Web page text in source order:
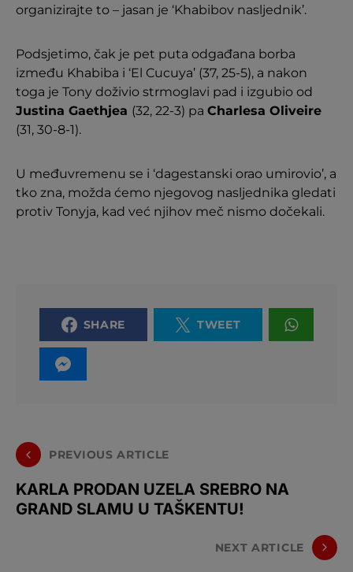
organizirajte to – jasan je ‘Khabibov nasljednik’.
Podsjetimo, čak je pet puta odgađana borba
između Khabiba i ‘El Cucuya’ (37, 25-5), a nakon
toga je Tony doživio strmoglavi pad i izgubio od
Justina Gaethjea (32, 22-3) pa Charlesa Oliveire
(31, 30-8-1).
U međuvremenu se i ‘dagestanski orao umirovio’, a
tko zna, možda ćemo njegovog nasljednika gledati
protiv Tonyja, kad već njihov meč nismo dočekali.
SHARE TWEET
PREVIOUS ARTICLE
KARLA PRODAN UZELA SREBRO NA
GRAND SLAMU U TAŠKENTU!
NEXT ARTICLE